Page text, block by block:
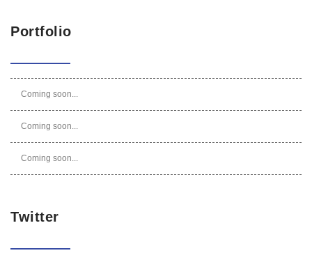
Portfolio
Coming soon...
Coming soon...
Coming soon...
Twitter